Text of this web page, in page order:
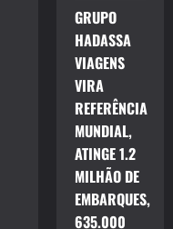
GRUPO
HADASSA
VIAGENS
VIRA
REFERÊNCIA
MUNDIAL,
ATINGE 1.2
MILHÃO DE
EMBARQUES,
635.000